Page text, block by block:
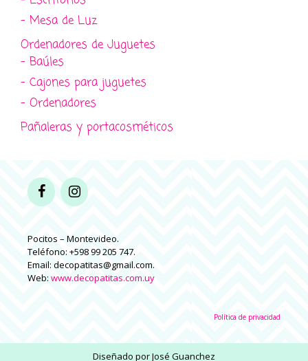
- Mesa de Luz
Ordenadores de Juguetes
- Baúles
- Cajones para juguetes
- Ordenadores
Pañaleras y portacosméticos
Pocitos – Montevideo.
Teléfono: +598 99 205 747.
Email: decopatitas@gmail.com.
Web: www.decopatitas.com.uy
Política de privacidad
Diseñado porJosé Guanchez